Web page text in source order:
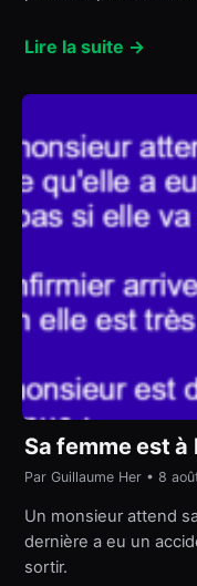
Lire la suite →
Sa femme est à
Par Guillaume Her • 8
Un monsieur attend
dernière a eu un
sortir.